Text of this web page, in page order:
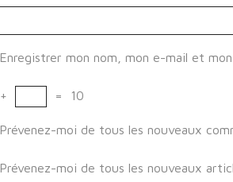
Enregistrer mon nom, mon e-mail et
+ = 10
Prévenez-moi de tous les nouveaux
Prévenez-moi de tous les nouveaux